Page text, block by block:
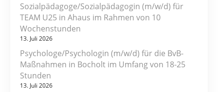
Sozialpädagoge/Sozialpädagogin (m/w/d) für
TEAM U25 in Ahaus im Rahmen von 10
Wochenstunden
13. Juli 2026
Psychologe/Psychologin (m/w/d) für die BvB-
Maßnahmen in Bocholt im Umfang von 18-25
Stunden
13. Juli 2026